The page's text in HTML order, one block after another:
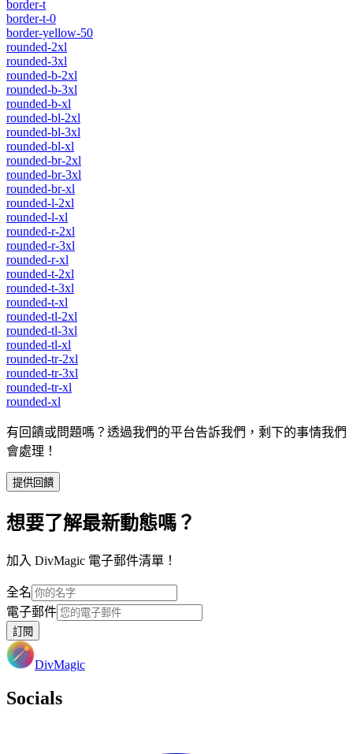
border-t
border-t-0
border-yellow-50
rounded-2xl
rounded-3xl
rounded-b-2xl
rounded-b-3xl
rounded-b-xl
rounded-bl-2xl
rounded-bl-3xl
rounded-bl-xl
rounded-br-2xl
rounded-br-3xl
rounded-br-xl
rounded-l-2xl
rounded-l-xl
rounded-r-2xl
rounded-r-3xl
rounded-r-xl
rounded-t-2xl
rounded-t-3xl
rounded-t-xl
rounded-tl-2xl
rounded-tl-3xl
rounded-tl-xl
rounded-tr-2xl
rounded-tr-3xl
rounded-tr-xl
rounded-xl
有回饋或問題嗎？透過我們的平台告訴我們，剩下的事情我們
會處理！
提供回饋
想要了解最新動態嗎？
加入 DivMagic 電子郵件清單！
全名
電子郵件
訂閱
DivMagic
Socials